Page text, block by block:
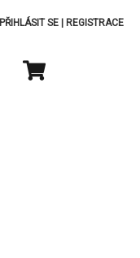
PŘIHLÁSIT SE REGISTRACE